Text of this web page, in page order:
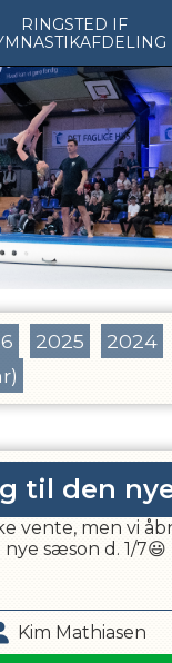
RINGSTED IF
2025
2024
til den
vente, men vi
sæson d. 1/7😃
Kim Mathiasen